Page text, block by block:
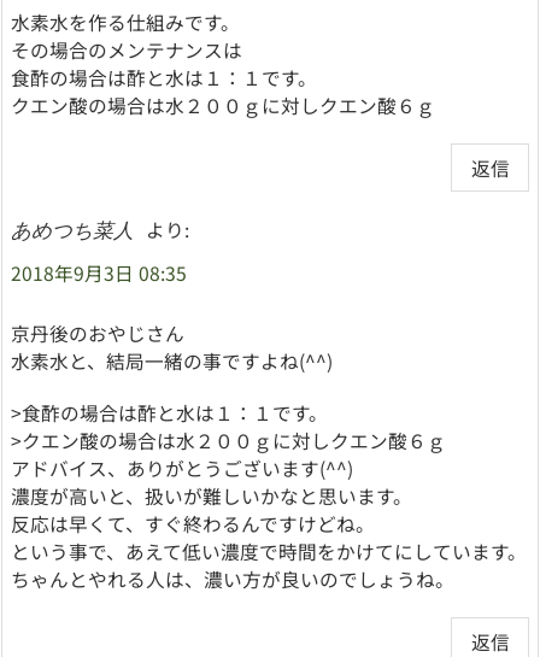
水素水を作る仕組みです。
その場合のメンテナンスは
食酢の場合は酢と水は１：１です。
クエン酸の場合は水２００ｇに対しクエン酸６ｇ
返信
あめつち菜人
より:
2018年9月3日 08:35
京丹後のおやじさん
水素水と、結局一緒の事ですよね(^^)
>食酢の場合は酢と水は１：１です。
>クエン酸の場合は水２００ｇに対しクエン酸６ｇ
アドバイス、ありがとうございます(^^)
濃度が高いと、扱いが難しいかなと思います。
反応は早くて、すぐ終わるんですけどね。
という事で、あえて低い濃度で時間をかけてにしています。
ちゃんとやれる人は、濃い方が良いのでしょうね。
返信